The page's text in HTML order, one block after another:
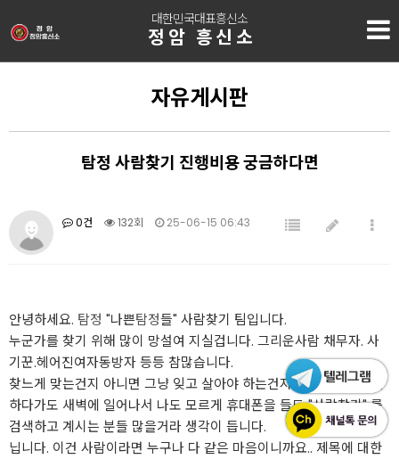
대한민국대표흥신소
정암 흥신소
자유게시판
탐정 사람찾기 진행비용 궁금하다면
0건 132회 25-06-15 06:43
안녕하세요. 탐정 "나쁜탐정들" 사람찾기 팀입니다.
누군가를 찾기 위해 많이 망설여 지실겁니다. 그리운사람 채무자. 사
기꾼.헤어진여자동방자 등등 참많습니다.
찾느게 맞는건지 아니면 그냥 잊고 살아야 하는건지 에이~ 찾지 말자
하다가도 새벽에 일어나서 나도 모르게 휴대폰을 들도 "사람찾기" 를
검색하고 계시는 분들 많을거라 생각이 듭니다.
닙니다. 이건 사람이라면 누구나 다 같은 마음이니까요.. 제목에 대한